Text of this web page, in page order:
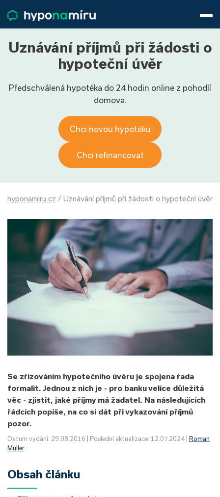
Životní pojištění
Pojištění nemovitosti
Články
O nás
800 688 388
9−16 hod.
Uznávání příjmů při žádosti o
hypoteční úvěr
Předschválená hypotéka do 24 hodin online z pohodlí
domova.
Chci novou hypotéku
Chci refinancovat
hyponamiru.cz / Uznávání příjmů při žádosti o hypoteční úvěr
Se zřizováním hypotečního úvěru je spojena řada
formalit. Jednou z nich je - pro banku velice důležitá
věc - zjistit, jaké příjmy má žadatel. Na následujících
řádcích popíše, na co si dát při vykazování příjmů
pozor.
Datum vydání: 29.08.2016 | Poslední aktualizace: 12.07.2024 |
Roman
Müller
Obsah článku